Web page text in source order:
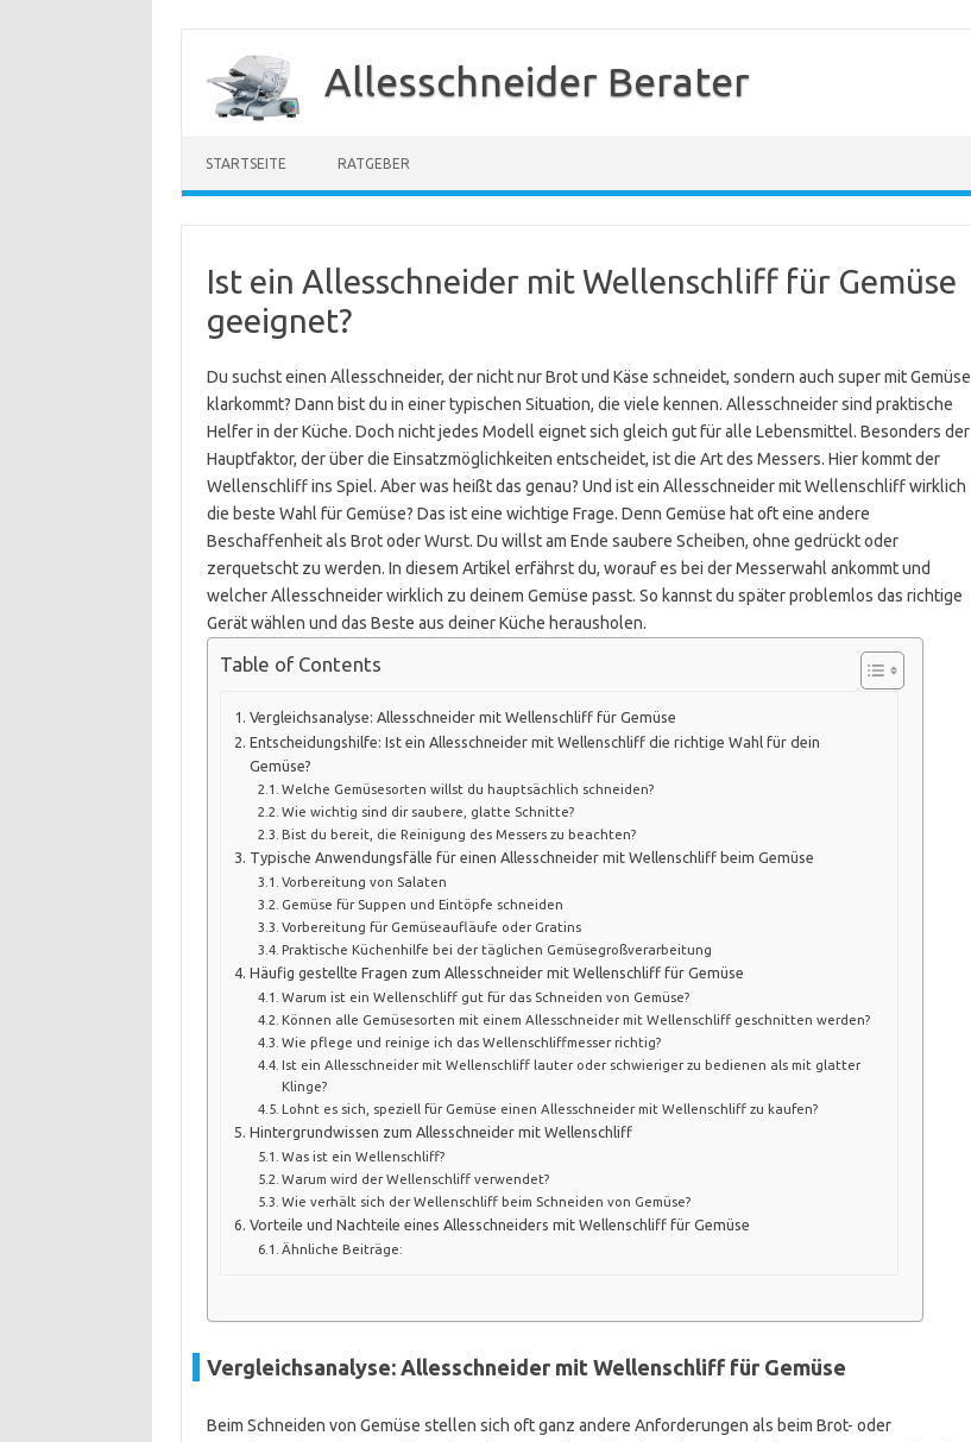
springen
Allesschneider Berater
STARTSEITE RATGEBER
Ist ein Allesschneider mit Wellenschliff für Gemüse
geeignet?
Du suchst einen Allesschneider, der nicht nur Brot und Käse schneidet, sondern auch super mit Gemüse
klarkommt? Dann bist du in einer typischen Situation, die viele kennen. Allesschneider sind praktische
Helfer in der Küche. Doch nicht jedes Modell eignet sich gleich gut für alle Lebensmittel. Besonders der
Hauptfaktor, der über die Einsatzmöglichkeiten entscheidet, ist die Art des Messers. Hier kommt der
Wellenschliff ins Spiel. Aber was heißt das genau? Und ist ein Allesschneider mit Wellenschliff wirklich
die beste Wahl für Gemüse? Das ist eine wichtige Frage. Denn Gemüse hat oft eine andere
Beschaffenheit als Brot oder Wurst. Du willst am Ende saubere Scheiben, ohne gedrückt oder
zerquetscht zu werden. In diesem Artikel erfährst du, worauf es bei der Messerwahl ankommt und
welcher Allesschneider wirklich zu deinem Gemüse passt. So kannst du später problemlos das richtige
Gerät wählen und das Beste aus deiner Küche herausholen.
Table of Contents
Vergleichsanalyse: Allesschneider mit Wellenschliff für Gemüse
Entscheidungshilfe: Ist ein Allesschneider mit Wellenschliff die richtige Wahl für dein
Gemüse?
Welche Gemüsesorten willst du hauptsächlich schneiden?
Wie wichtig sind dir saubere, glatte Schnitte?
Bist du bereit, die Reinigung des Messers zu beachten?
Typische Anwendungsfälle für einen Allesschneider mit Wellenschliff beim Gemüse
Vorbereitung von Salaten
Gemüse für Suppen und Eintöpfe schneiden
Vorbereitung für Gemüseaufläufe oder Gratins
Praktische Küchenhilfe bei der täglichen Gemüsegroßverarbeitung
Häufig gestellte Fragen zum Allesschneider mit Wellenschliff für Gemüse
Warum ist ein Wellenschliff gut für das Schneiden von Gemüse?
Können alle Gemüsesorten mit einem Allesschneider mit Wellenschliff geschnitten werden?
Wie pflege und reinige ich das Wellenschliffmesser richtig?
Ist ein Allesschneider mit Wellenschliff lauter oder schwieriger zu bedienen als mit glatter
Klinge?
Lohnt es sich, speziell für Gemüse einen Allesschneider mit Wellenschliff zu kaufen?
Hintergrundwissen zum Allesschneider mit Wellenschliff
Was ist ein Wellenschliff?
Warum wird der Wellenschliff verwendet?
Wie verhält sich der Wellenschliff beim Schneiden von Gemüse?
Vorteile und Nachteile eines Allesschneiders mit Wellenschliff für Gemüse
Ähnliche Beiträge:
Vergleichsanalyse: Allesschneider mit Wellenschliff für Gemüse
Beim Schneiden von Gemüse stellen sich oft ganz andere Anforderungen als beim Brot- oder